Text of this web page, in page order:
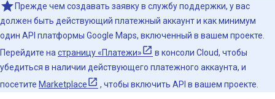
Прежде чем создавать заявку в службу поддержки, у вас
должен быть действующий платежный аккаунт и как минимум
один API платформы Google Maps, включенный в вашем проекте.
Перейдите на страницу «Платежи»
в консоли Cloud, чтобы
убедиться в наличии действующего платежного аккаунта, и
посетите Marketplace , чтобы включить API в вашем проекте.